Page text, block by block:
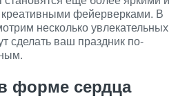
фейерверками. В
несколько увлекательных
сделать ваш праздник по-
форме сердца